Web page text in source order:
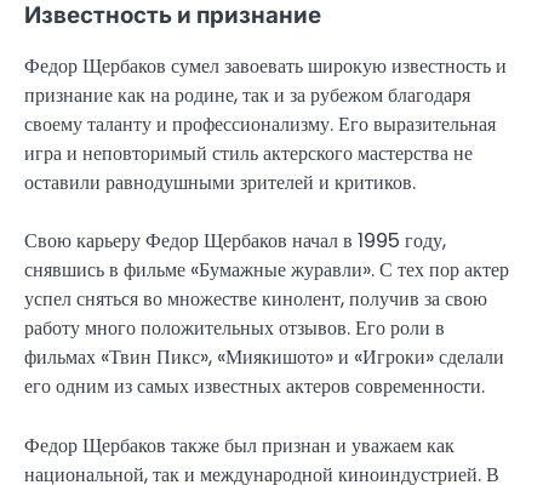
Известность и признание
Федор Щербаков сумел завоевать широкую известность и
признание как на родине, так и за рубежом благодаря
своему таланту и профессионализму. Его выразительная
игра и неповторимый стиль актерского мастерства не
оставили равнодушными зрителей и критиков.
Свою карьеру Федор Щербаков начал в 1995 году,
снявшись в фильме «Бумажные журавли». С тех пор актер
успел сняться во множестве кинолент, получив за свою
работу много положительных отзывов. Его роли в
фильмах «Твин Пикс», «Миякишото» и «Игроки» сделали
его одним из самых известных актеров современности.
Федор Щербаков также был признан и уважаем как
национальной, так и международной киноиндустрией. В